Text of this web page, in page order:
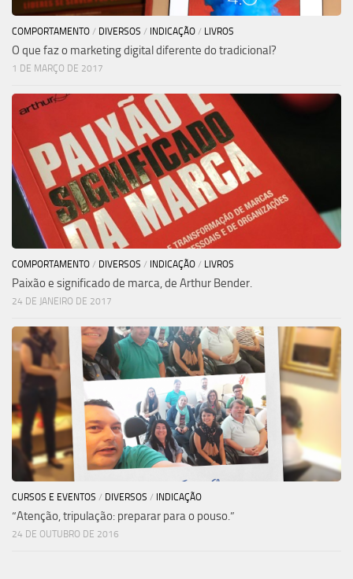
COMPORTAMENTO / DIVERSOS / INDICAÇÃO / LIVROS
O que faz o marketing digital diferente do tradicional?
1 DE MARÇO DE 2017
COMPORTAMENTO / DIVERSOS / INDICAÇÃO / LIVROS
Paixão e significado de marca, de Arthur Bender.
24 DE JANEIRO DE 2017
CURSOS E EVENTOS / DIVERSOS / INDICAÇÃO
“Atenção, tripulação: preparar para o pouso.”
24 DE OUTUBRO DE 2016